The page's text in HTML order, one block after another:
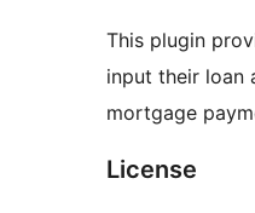
This plugin
input their loan
mortgage
License